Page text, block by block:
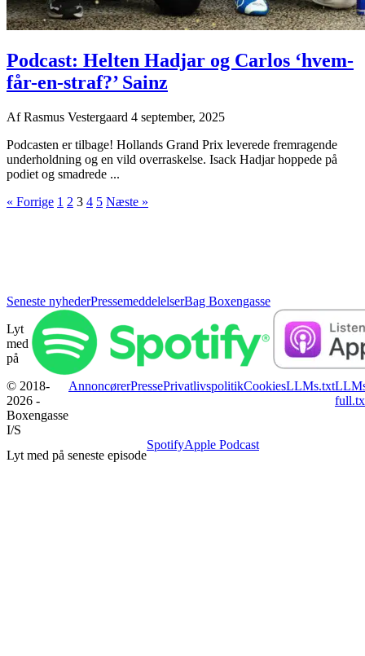
Podcast: Helten Hadjar og Carlos ‘hvem-
får-en-straf?’ Sainz
AfRasmus Vestergaard 4 september, 2025
Podcasten er tilbage! Hollands Grand Prix leverede fremragende
underholdning og en vild overraskelse. Isack Hadjar hoppede på
podiet og smadrede ...
« Forrige 1 2 3 4 5 Næste »
Seneste nyhederPressemeddelelserBag Boxengasse
Lyt
med
på
© 2018-
2026 -
Boxengasse
I/S
AnnoncørerPressePrivatlivspolitikCookiesLLMs.txt
Lyt med på seneste episode
SpotifyApple Podcast